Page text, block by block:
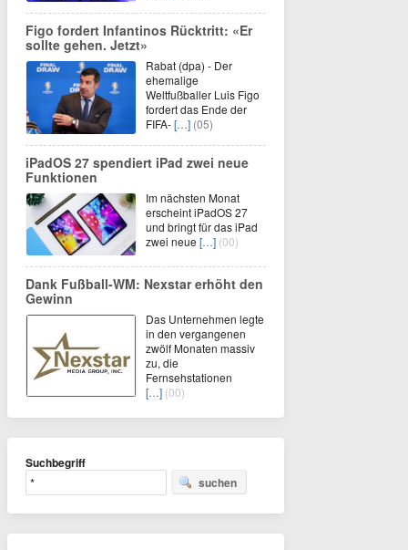
Figo fordert Infantinos Rücktritt: «Er
sollte gehen. Jetzt»
Rabat (dpa) - Der
ehemalige
Weltfußballer Luis Figo
fordert das Ende der
FIFA-[…] (05)
iPadOS 27 spendiert iPad zwei neue
Funktionen
Im nächsten Monat
erscheint iPadOS 27
und bringt für das iPad
zwei neue […] (00)
Dank Fußball-WM: Nexstar erhöht den
Gewinn
Das Unternehmen legte
in den vergangenen
zwölf Monaten massiv
zu, die
Fernsehstationen
[…] (00)
Suchbegriff
suchen